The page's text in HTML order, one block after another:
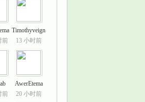
前
Timothyveign
13 小时前
前
AwerEtema
20 小时前